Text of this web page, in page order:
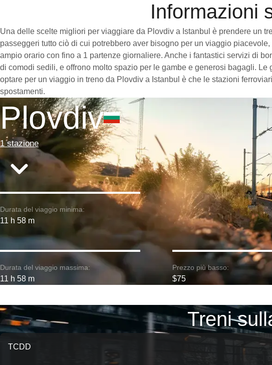
Informazioni
Una delle scelte migliori per viaggiare da Plovdiv a Istanbul è prendere un
passeggeri tutto ciò di cui potrebbero aver bisogno per un viaggio
ampio orario con fino a 1 partenze giornaliere. Anche i fantastici servizi di
di comodi sedili, e offrono molto spazio per le gambe e generosi bagagli.
optare per un viaggio in treno da Plovdiv a Istanbul è che le stazioni
spostamenti.
Plovdiv
1 stazione
Durata del viaggio minima:
11 h 58 m
Durata del viaggio massima:
11 h 58 m
Prezzo più basso:
$75
Treni
TCDD